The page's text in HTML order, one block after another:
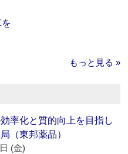
もっと見る »
効率化と質的向上を目指し
（東邦薬品）
(金)